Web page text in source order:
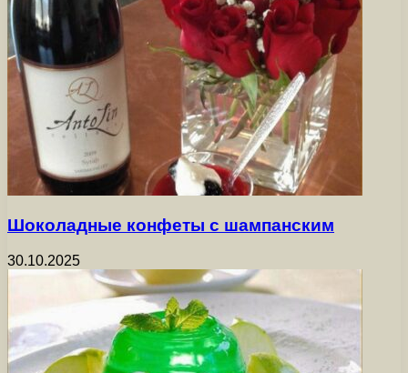
Шоколадные конфеты с шампанским
30.10.2025